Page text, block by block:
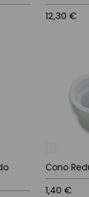
12,30 €
Cono
1,40 €